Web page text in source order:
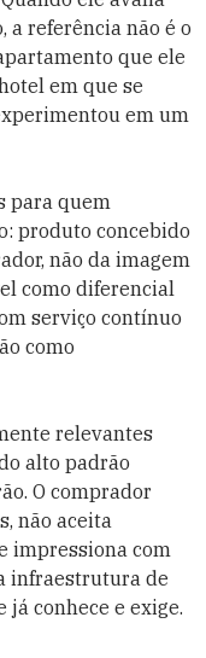
a referência não é o
que ele
em que se
em um
para quem
produto concebido
não da imagem
como diferencial
serviço contínuo
como
relevantes
alto padrão
O comprador
não aceita
impressiona com
infraestrutura de
já conhece e exige.